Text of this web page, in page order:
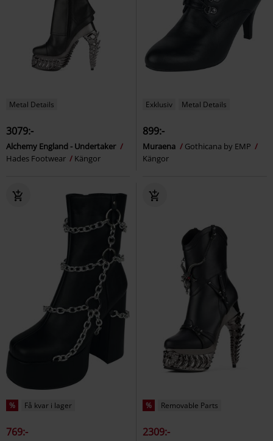
Metal Details
3079:-
Alchemy England - Undertaker
Hades Footwear
Kängor
Exklusiv Metal Details
899:-
Muraena
Gothicana by EMP
Kängor
% Få kvar i lager
769:-
% Removable Parts
2309:-